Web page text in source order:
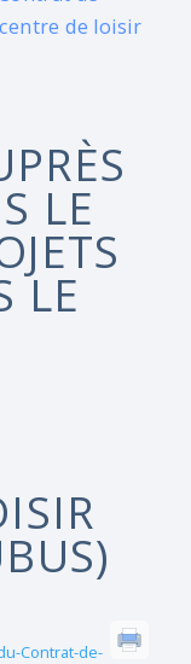
de loisir
LE
LE
Contrat-de-